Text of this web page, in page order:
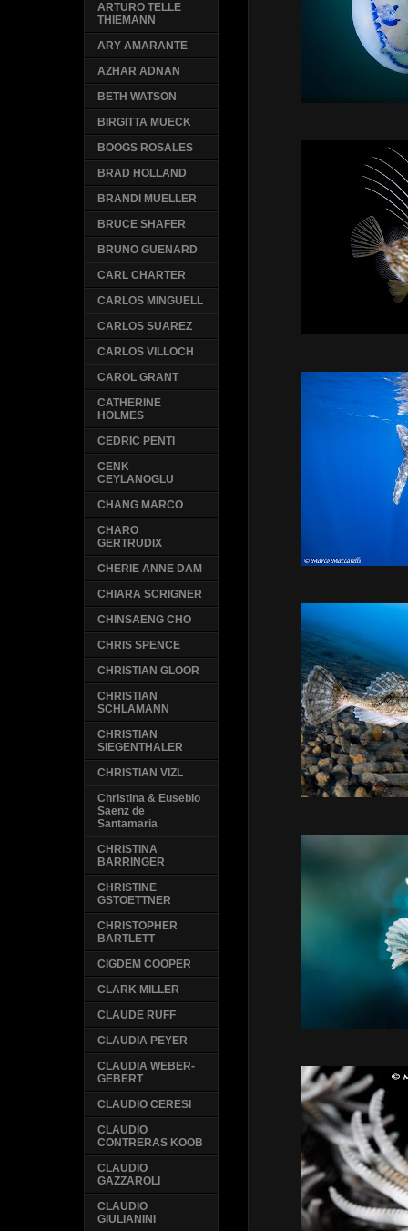
ARTURO TELLE
THIEMANN
ARY AMARANTE
AZHAR ADNAN
BETH WATSON
BIRGITTA MUECK
BOOGS ROSALES
BRAD HOLLAND
BRANDI MUELLER
BRUCE SHAFER
BRUNO GUENARD
CARL CHARTER
CARLOS MINGUELL
CARLOS SUAREZ
CARLOS VILLOCH
CAROL GRANT
CATHERINE
HOLMES
CEDRIC PENTI
CENK
CEYLANOGLU
CHANG MARCO
CHARO
GERTRUDIX
CHERIE ANNE DAM
CHIARA SCRIGNER
CHINSAENG CHO
CHRIS SPENCE
CHRISTIAN GLOOR
CHRISTIAN
SCHLAMANN
CHRISTIAN
SIEGENTHALER
CHRISTIAN VIZL
Christina & Eusebio
Saenz de
Santamaria
CHRISTINA
BARRINGER
CHRISTINE
GSTOETTNER
CHRISTOPHER
BARTLETT
CIGDEM COOPER
CLARK MILLER
CLAUDE RUFF
CLAUDIA PEYER
CLAUDIA WEBER-
GEBERT
CLAUDIO CERESI
CLAUDIO
CONTRERAS KOOB
CLAUDIO
GAZZAROLI
CLAUDIO
GIULIANINI